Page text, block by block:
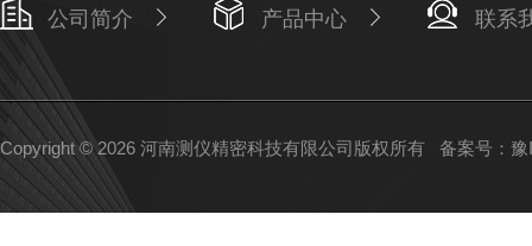
公司简介 产品中心 联系
Copyright © 2026 河南测仪精密科技有限公司版权所有 备案号：